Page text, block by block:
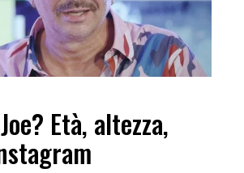
Età, altezza,